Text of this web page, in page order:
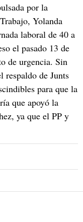
por la
Yolanda
laboral de 40 a
el pasado 13 de
de urgencia. Sin
respaldo de Junts
para que la
que apoyó la
ya que el PP y